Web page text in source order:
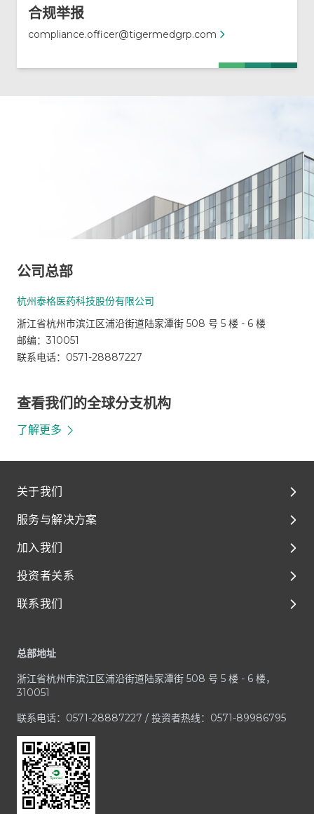
合规举报
compliance.officer@tigermedgrp.com
公司总部
杭州泰格医药科技股份有限公司
浙江省杭州市滨江区浦沿街道陆家潭街 508 号 5 楼 - 6 楼
邮编：310051
联系电话：0571-28887227
查看我们的全球分支机构
了解更多
关于我们
关于我们
环境、社会及管治（ESG）
媒体与资源
服务与解决方案
解决方案
临床前开发
临床开发
治疗领域
加入我们
泰格人的故事
人才成长与发展
加入泰格医药
投资者关系
公司治理
公司公告
招股文件
投资者联系方式
联系我们
业务咨询 / RFP
媒体与投资者咨询
合规疑虑
总部地址
浙江省杭州市滨江区浦沿街道陆家潭街 508 号 5 楼 - 6 楼，
310051
联系电话：0571-28887227 / 投资者热线：0571-89986795